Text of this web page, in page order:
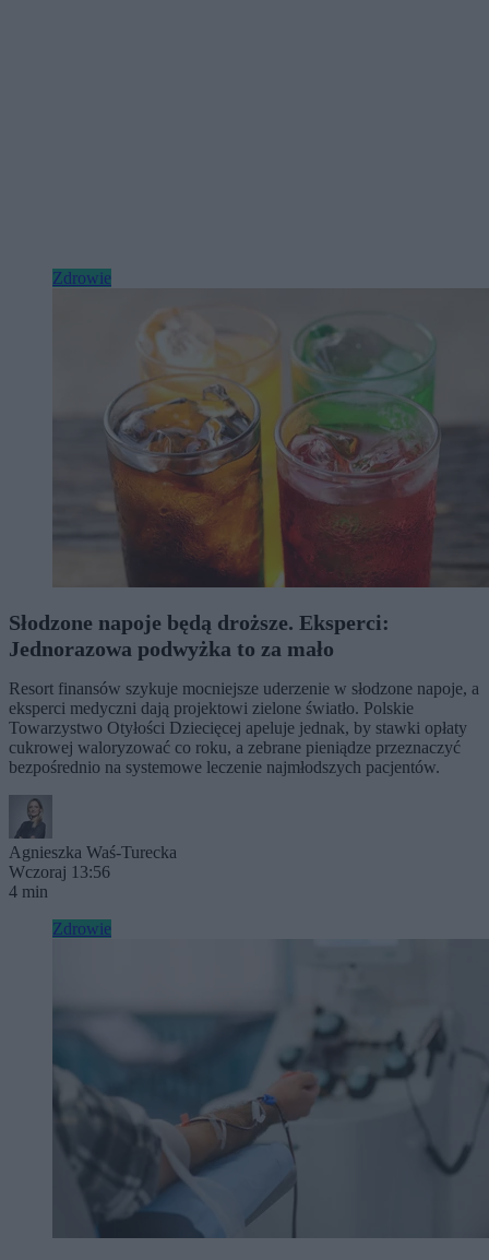
Zdrowie
Słodzone napoje będą droższe. Eksperci:
Jednorazowa podwyżka to za mało
Resort finansów szykuje mocniejsze uderzenie w słodzone napoje, a
eksperci medyczni dają projektowi zielone światło. Polskie
Towarzystwo Otyłości Dziecięcej apeluje jednak, by stawki opłaty
cukrowej waloryzować co roku, a zebrane pieniądze przeznaczyć
bezpośrednio na systemowe leczenie najmłodszych pacjentów.
Agnieszka Waś-Turecka
Wczoraj 13:56
4 min
Zdrowie